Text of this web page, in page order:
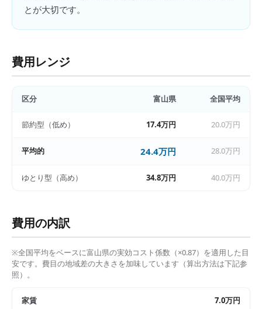
とが大切です。
費用レンジ
区分 富山県 全国平均
節約型（低め） 17.4万円 20.0万円
平均的 24.4万円 28.0万円
ゆとり型（高め） 34.8万円 40.0万円
費用の内訳
※全国平均をベースに富山県の実効コスト係数（×0.87）を適用した目
安です。費目の地域差の大きさを加味しています（算出方法は下記参
照）。
家賃 7.0万円